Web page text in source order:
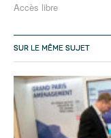
Accès libre
SUR LE MÊME SUJET